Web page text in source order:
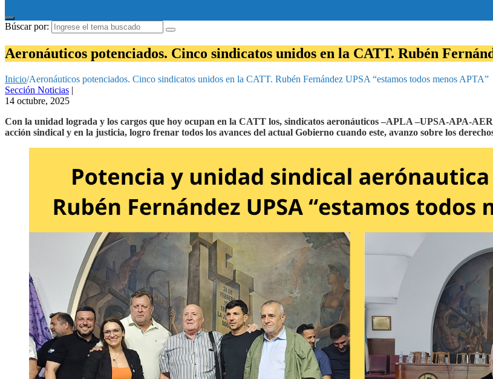
Búscar por:
Aeronáuticos potenciados. Cinco sindicatos unidos en la CATT. Rubén
Inicio/Aeronáuticos potenciados. Cinco sindicatos unidos en la CATT. Rubén Fernández UPSA “estamos todos menos APTA”
Sección Noticias |
14 octubre, 2025
Con la unidad lograda y los cargos que hoy ocupan en la CATT los, sindicatos aeronáuticos –APLA –UPSA-APA-
acción sindical y en la justicia, logro frenar todos los avances del actual Gobierno cuando este, avanzo sobre los